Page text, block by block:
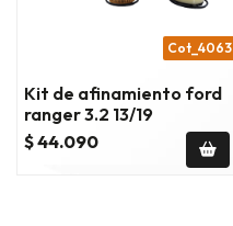
Cot_4063
Kit de afinamiento ford
ranger 3.2 13/19
$ 44.090